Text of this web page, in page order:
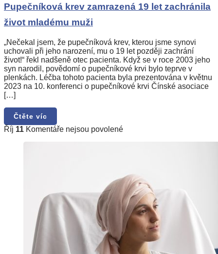
Pupečníková
krev
let
zachránila
život
mladému
muži
Pupečníková krev zamrazená 19 let zachránila
život mladému muži
„Nečekal jsem, že pupečníková krev, kterou jsme synovi
uchovali při jeho narození, mu o 19 let později zachrání
život!“ řekl nadšeně otec pacienta. Když se v roce 2003 jeho
syn narodil, povědomí o pupečníkové krvi bylo teprve v
plenkách. Léčba tohoto pacienta byla prezentována v květnu
2023 na 10. konferenci o pupečníkové krvi Čínské asociace
[…]
Čtěte víc
Říj 11 Komentáře nejsou povolenéu
možností
pro
pacienty
s
rakovinou
krve